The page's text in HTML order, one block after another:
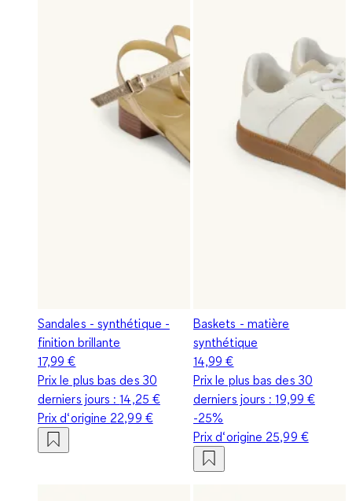
Sandales - synthétique -
finition brillante
17,99 €
Prix le plus bas des 30
derniers jours :14,25 €
Prix d‘origine 22,99 €
Baskets - matière
synthétique
14,99 €
Prix le plus bas des 30
derniers jours :19,99 €
-25%
Prix d‘origine 25,99 €